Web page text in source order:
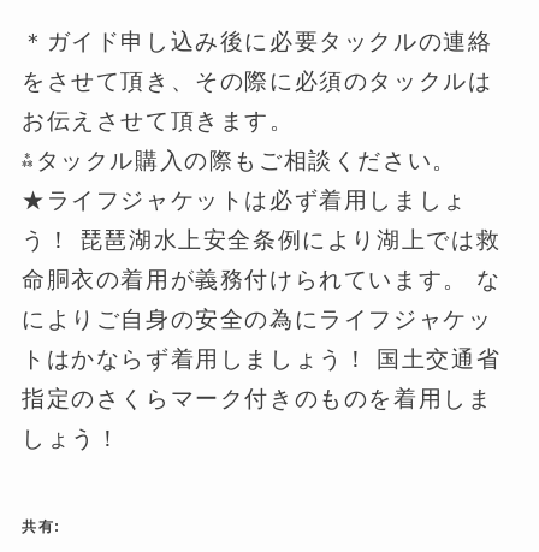
＊ガイド申し込み後に必要タックルの連絡
をさせて頂き、その際に必須のタックルは
お伝えさせて頂きます。
⁂タックル購入の際もご相談ください。
★ライフジャケットは必ず着用しましょ
う！ 琵琶湖水上安全条例により湖上では救
命胴衣の着用が義務付けられています。 な
によりご自身の安全の為にライフジャケッ
トはかならず着用しましょう！ 国土交通省
指定のさくらマーク付きのものを着用しま
しょう！
共有: